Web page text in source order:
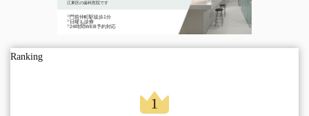
江東区の歯科医院です
門前仲町駅徒歩1分
日曜も診療
24時間WEB予約対応
Ranking